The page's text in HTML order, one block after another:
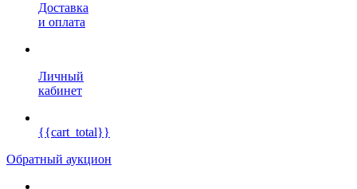
Доставка
и оплата
Личный
кабинет
{{cart_total}}
Обратный аукцион